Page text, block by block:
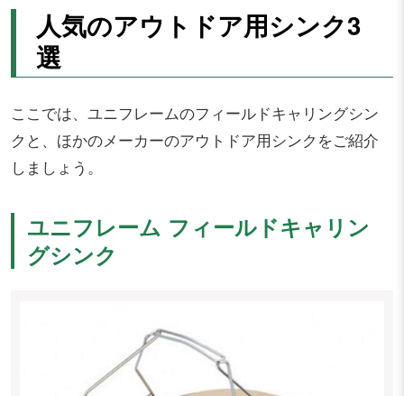
人気のアウトドア用シンク3
選
ここでは、ユニフレームのフィールドキャリングシン
クと、ほかのメーカーのアウトドア用シンクをご紹介
しましょう。
ユニフレーム フィールドキャリン
グシンク